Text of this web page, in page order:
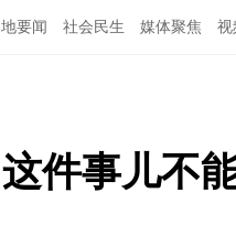
要闻 社会民生 媒体聚焦 视
件事儿不